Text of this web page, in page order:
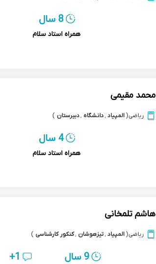
8 سال
همراه استاد سلام
محمد مقیمی
ریاضی(المپیاد ,دانشگاه ,دبیرستان )
4 سال
همراه استاد سلام
هاشم تلمخانی
ریاضی(المپیاد ,تیزهوشان ,کنکور کارشناسی )
9 سال 1+